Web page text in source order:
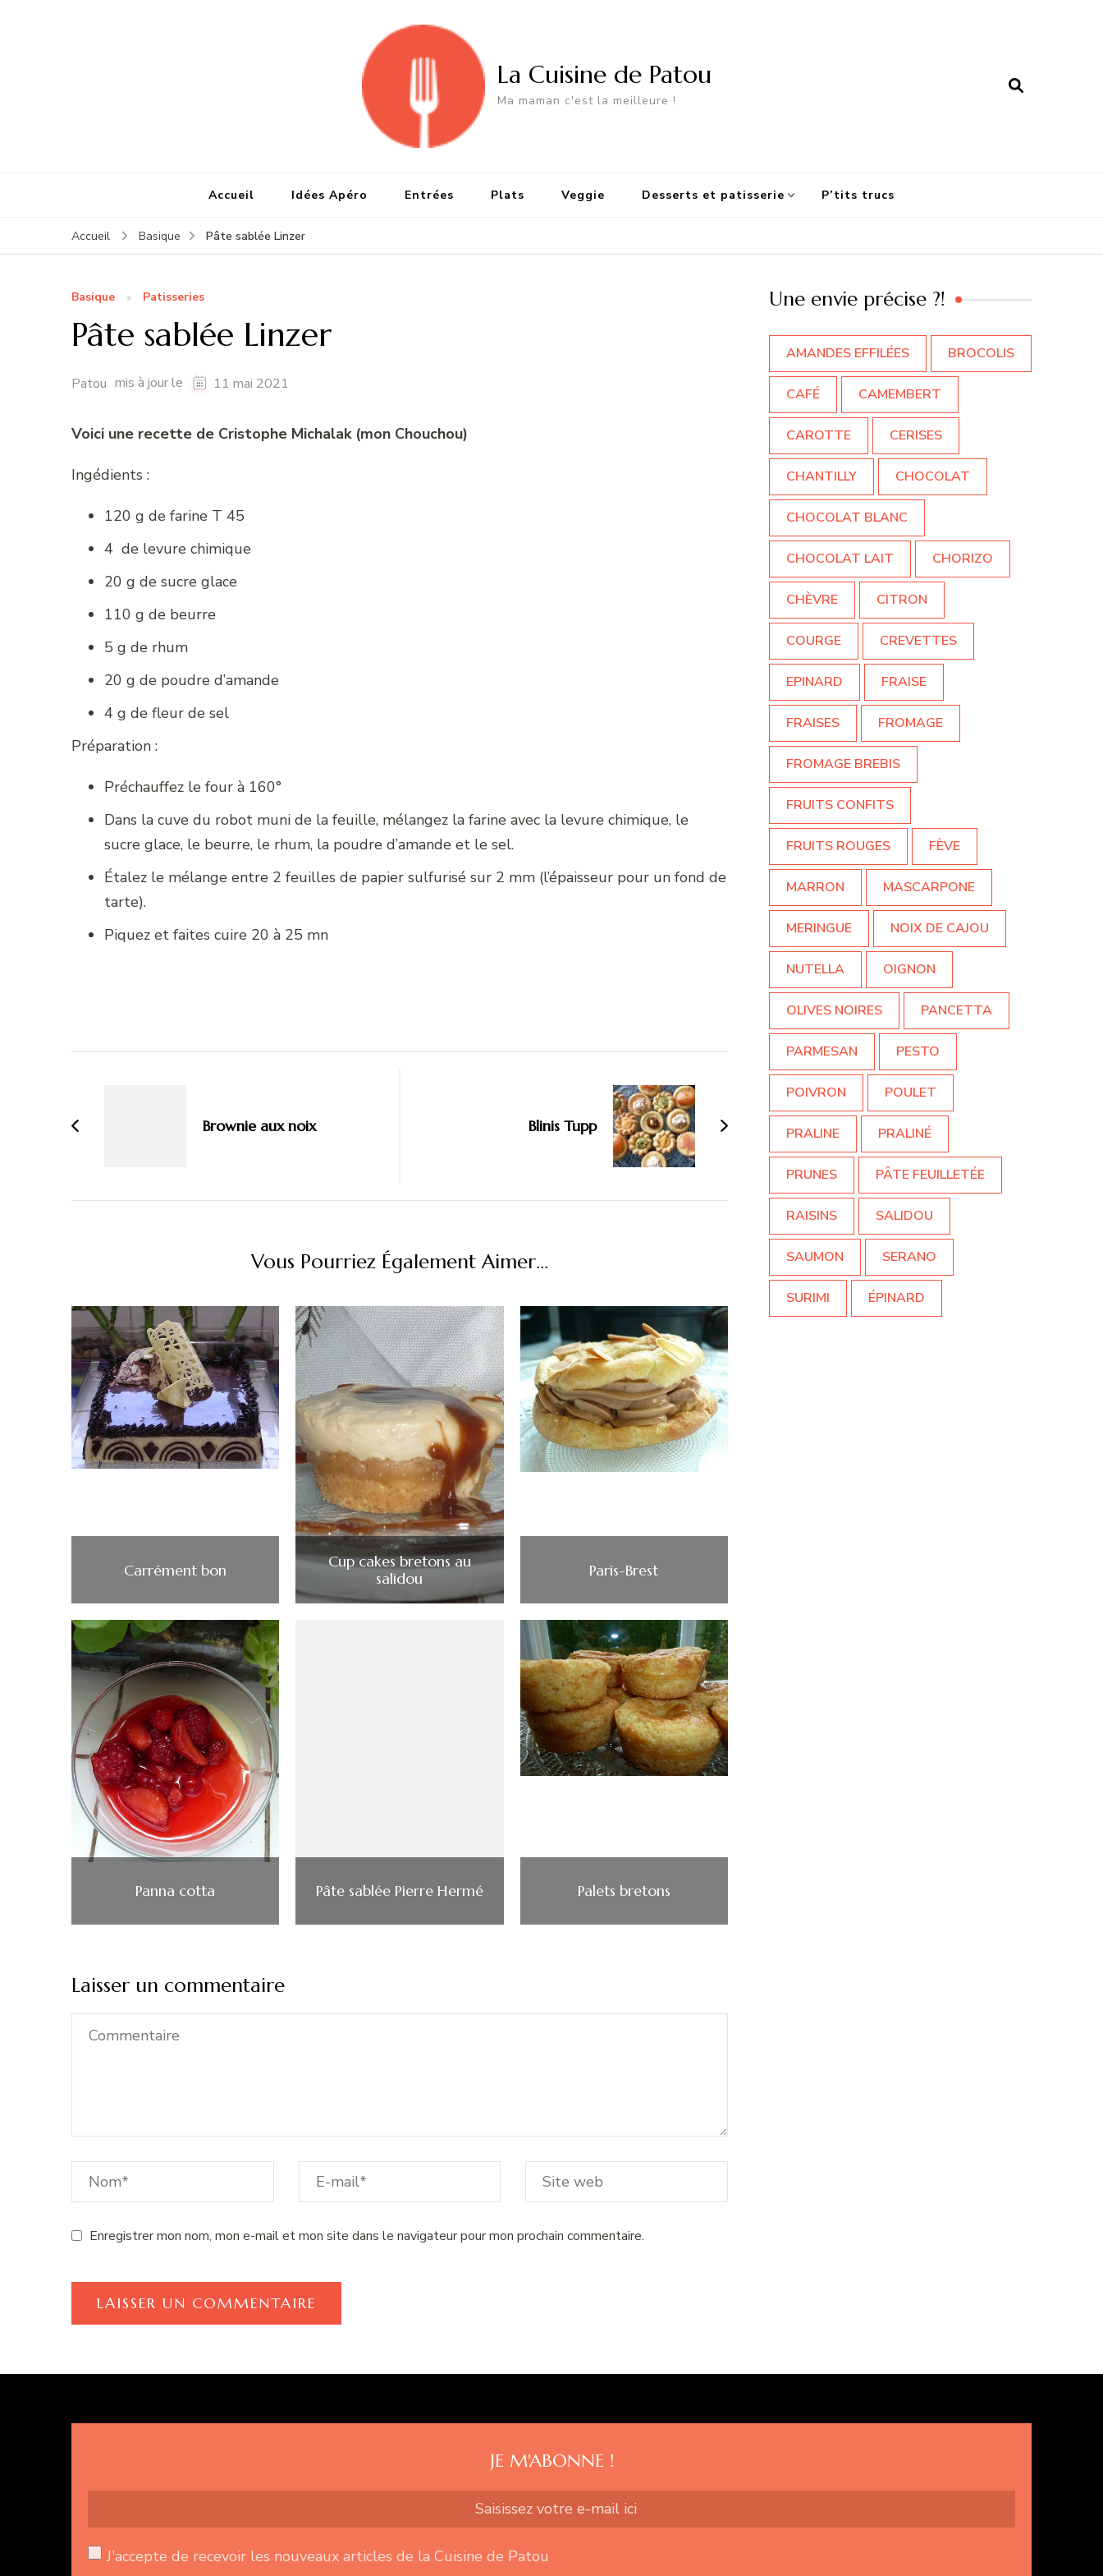
La Cuisine de Patou
Ma maman c'est la meilleure !
Accueil Idées Apéro Entrées Plats Veggie Desserts et patisserie P’tits trucs
Accueil Basique Pâte sablée Linzer
Basique Patisseries
Pâte sablée Linzer
Patou mis à jour le 11 mai 2021
Voici une recette de Cristophe Michalak (mon Chouchou)
Ingédients :
120 g de farine T 45
4 de levure chimique
20 g de sucre glace
110 g de beurre
5 g de rhum
20 g de poudre d’amande
4 g de fleur de sel
Préparation :
Préchauffez le four à 160°
Dans la cuve du robot muni de la feuille, mélangez la farine avec la levure chimique, le
sucre glace, le beurre, le rhum, la poudre d’amande et le sel.
Étalez le mélange entre 2 feuilles de papier sulfurisé sur 2 mm (l’épaisseur pour un fond de
tarte).
Piquez et faites cuire 20 à 25 mn
Brownie aux noix Blinis Tupp
Vous Pourriez Également Aimer...
Carrément bon
Cup cakes bretons au
salidou
Paris-Brest
Panna cotta Pâte sablée Pierre Hermé Palets bretons
Laisser un commentaire
Enregistrer mon nom, mon e-mail et mon site dans le navigateur pour mon prochain commentaire.
Une envie précise ?!
AMANDES EFFILÉES BROCOLIS
CAFÉ CAMEMBERT
CAROTTE CERISES
CHANTILLY CHOCOLAT
CHOCOLAT BLANC
CHOCOLAT LAIT CHORIZO
CHÈVRE CITRON
COURGE CREVETTES
EPINARD FRAISE
FRAISES FROMAGE
FROMAGE BREBIS
FRUITS CONFITS
FRUITS ROUGES FÈVE
MARRON MASCARPONE
MERINGUE NOIX DE CAJOU
NUTELLA OIGNON
OLIVES NOIRES PANCETTA
PARMESAN PESTO
POIVRON POULET
PRALINE PRALINÉ
PRUNES PÂTE FEUILLETÉE
RAISINS SALIDOU
SAUMON SERANO
SURIMI ÉPINARD
JE M'ABONNE !
J'accepte de recevoir les nouveaux articles de la Cuisine de Patou